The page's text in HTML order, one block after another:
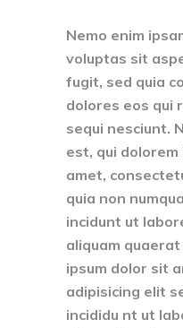
Nemo enim
voluptas sit
fugit, sed quia
dolores eos qui
sequi nesciunt.
est, qui
amet,
quia non
incidunt ut
aliquam
ipsum dolor sit
adipisicing elit
incididu nt ut